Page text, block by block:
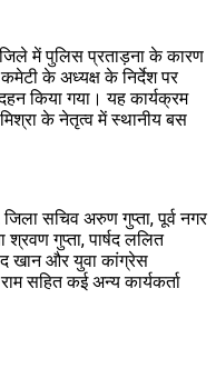
में पुलिस प्रताड़ना के कारण
के अध्यक्ष के निर्देश पर
किया गया। यह कार्यक्रम
के नेतृत्व में स्थानीय बस
सचिव अरुण गुप्ता, पूर्व नगर
श्रवण गुप्ता, पार्षद ललित
खान और युवा कांग्रेस
सहित कई अन्य कार्यकर्ता